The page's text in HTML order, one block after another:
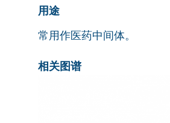
用途
常用作医药中间体。
相关图谱